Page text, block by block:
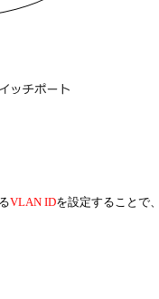
VLAN IDを設定することで